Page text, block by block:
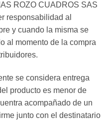
ROZO CUADROS SAS
responsabilidad al
y cuando la misma se
al momento de la compra
se considera entrega
producto es menor de
acompañado de un
junto con el destinatario